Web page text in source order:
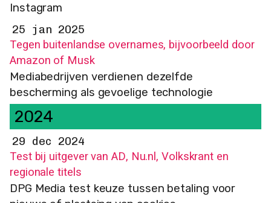
Instagram
25 jan 2025
Tegen buitenlandse overnames, bijvoorbeeld door
Amazon of Musk
Mediabedrijven verdienen dezelfde
bescherming als gevoelige technologie
2024
29 dec 2024
Test bij uitgever van AD, Nu.nl, Volkskrant en
regionale titels
DPG Media test keuze tussen betaling voor